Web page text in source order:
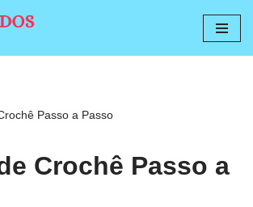
Passo a Passo
Crochê Passo a